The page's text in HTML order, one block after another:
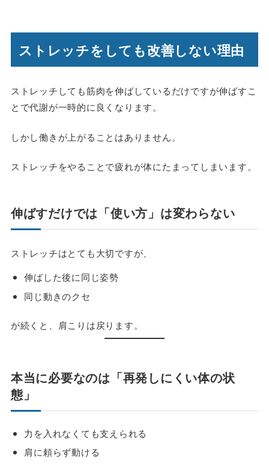
ストレッチをしても改善しない理由
ストレッチしても筋肉を伸ばしているだけですが伸ばすこ
とで代謝が一時的に良くなります。
しかし働きが上がることはありません。
ストレッチをやることで疲れが体にたまってしまいます。
伸ばすだけでは「使い方」は変わらない
ストレッチはとても大切ですが、
伸ばした後に同じ姿勢
同じ動きのクセ
が続くと、肩こりは戻ります。
本当に必要なのは「再発しにくい体の状
態」
力を入れなくても支えられる
肩に頼らず動ける